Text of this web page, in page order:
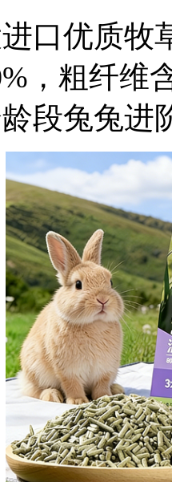
优质牧
，粗纤维
段兔兔进